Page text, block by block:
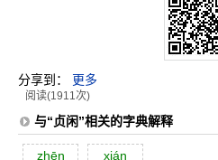
分享到： 更多
阅读(1911次)
与“贞闲”相关的字典解释
zhēn xián